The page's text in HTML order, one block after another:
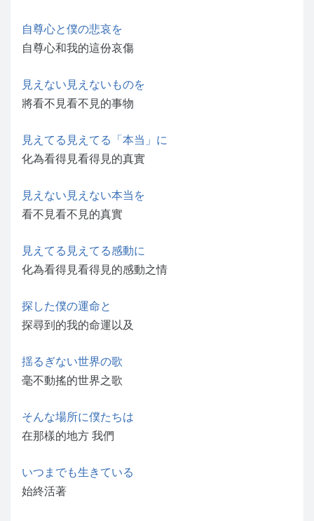
自尊心と僕の悲哀を
自尊心和我的這份哀傷
見えない見えないものを
將看不見看不見的事物
見えてる見えてる「本当」に
化為看得見看得見的真實
見えない見えない本当を
看不見看不見的真實
見えてる見えてる感動に
化為看得見看得見的感動之情
探した僕の運命と
探尋到的我的命運以及
揺るぎない世界の歌
毫不動搖的世界之歌
そんな場所に僕たちは
在那樣的地方 我們
いつまでも生きている
始終活著